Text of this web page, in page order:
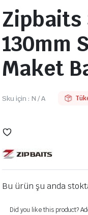
Zipbaits
130mm
Maket
Sku için : N / A
Bu ürün şu anda
Did you like this product?